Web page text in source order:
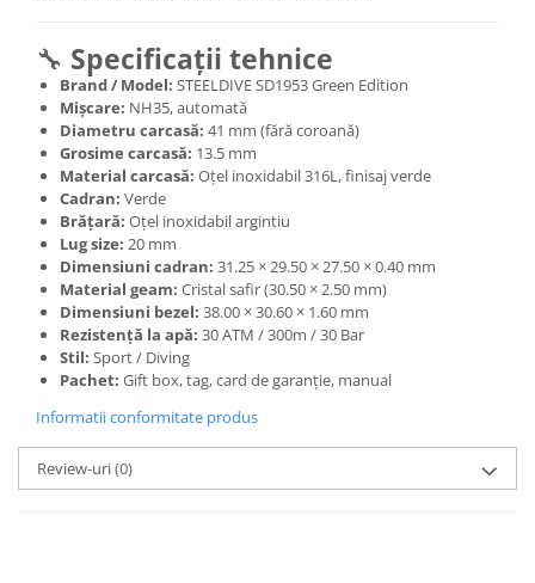
🔧 Specificații tehnice
Brand / Model: STEELDIVE SD1953 Green Edition
Mișcare: NH35, automată
Diametru carcasă: 41 mm (fără coroană)
Grosime carcasă: 13.5 mm
Material carcasă: Oțel inoxidabil 316L, finisaj verde
Cadran: Verde
Brățară: Oțel inoxidabil argintiu
Lug size: 20 mm
Dimensiuni cadran: 31.25 × 29.50 × 27.50 × 0.40 mm
Material geam: Cristal safir (30.50 × 2.50 mm)
Dimensiuni bezel: 38.00 × 30.60 × 1.60 mm
Rezistență la apă: 30 ATM / 300m / 30 Bar
Stil: Sport / Diving
Pachet: Gift box, tag, card de garanție, manual
Informatii conformitate produs
Review-uri(0)